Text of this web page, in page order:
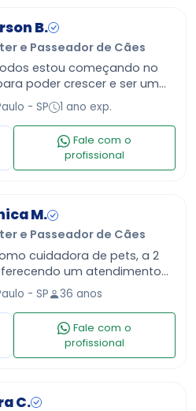
B.
e Passeador de Cães
estou começando no
poder crescer e ser um
espero que vocês
um voto de confiança para
o melhor de …
- SP 1 ano exp.
Fale com o
profissional
M.
e Passeador de Cães
cuidadora de pets, a 2
um atendimento
responsável e
sempre priorizando o
a segurança e a roti…
- SP 36 anos
Fale com o
profissional
C.